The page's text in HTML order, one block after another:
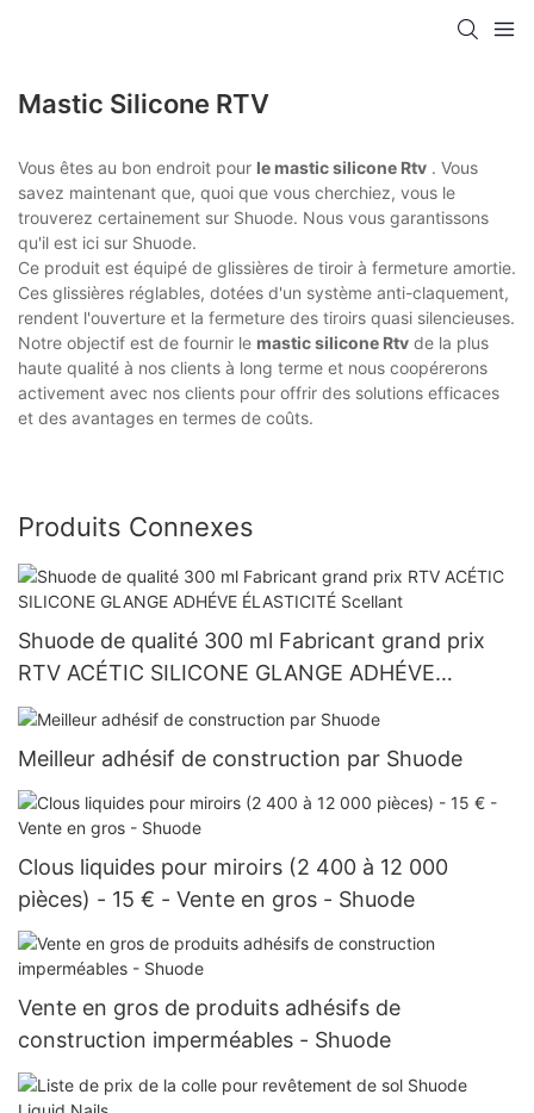
Mastic Silicone RTV
Vous êtes au bon endroit pour le mastic silicone Rtv . Vous
savez maintenant que, quoi que vous cherchiez, vous le
trouverez certainement sur Shuode. Nous vous garantissons
qu'il est ici sur Shuode.
Ce produit est équipé de glissières de tiroir à fermeture amortie.
Ces glissières réglables, dotées d'un système anti-claquement,
rendent l'ouverture et la fermeture des tiroirs quasi silencieuses.
Notre objectif est de fournir le mastic silicone Rtv de la plus
haute qualité à nos clients à long terme et nous coopérerons
activement avec nos clients pour offrir des solutions efficaces
et des avantages en termes de coûts.
Produits Connexes
Shuode de qualité 300 ml Fabricant grand prix
RTV ACÉTIC SILICONE GLANGE ADHÉVE
ÉLASTICITÉ Scellant
Meilleur adhésif de construction par Shuode
Clous liquides pour miroirs (2 400 à 12 000
pièces) - 15 € - Vente en gros - Shuode
Vente en gros de produits adhésifs de
construction imperméables - Shuode